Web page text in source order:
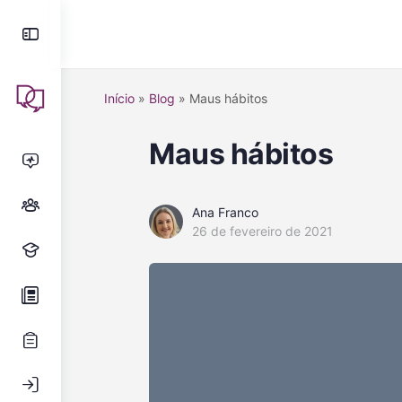
Início » Blog » Maus hábitos
Maus hábitos
Ana Franco
26 de fevereiro de 2021